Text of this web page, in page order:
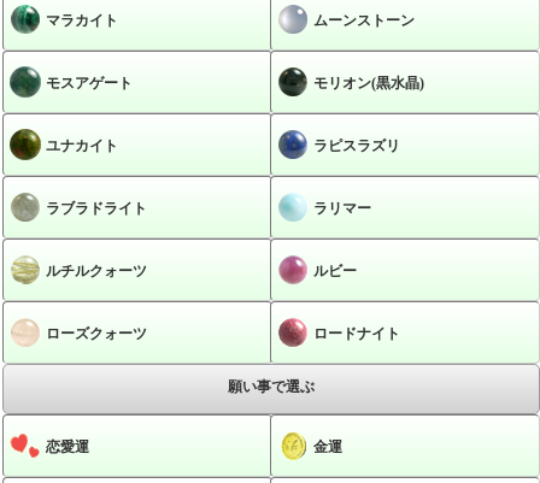
マラカイト ムーンストーン
モスアゲート モリオン(黒水晶)
ユナカイト ラピスラズリ
ラブラドライト ラリマー
ルチルクォーツ ルビー
ローズクォーツ ロードナイト
願い事で選ぶ
恋愛運 金運